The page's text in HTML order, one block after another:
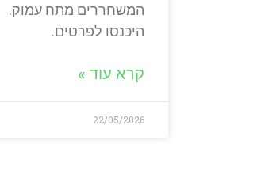
המשחררים מתח עמוק.
היכנסו לפרטים.
קרא עוד »
22/05/2026